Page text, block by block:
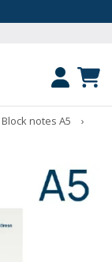
Block notes A5
›